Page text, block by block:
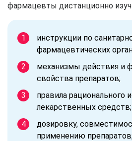
фармацевты дистанционно
инструкции по
фармацевтических
механизмы действия и
свойства препаратов;
правила рационального
лекарственных средств;
дозировку,
применению